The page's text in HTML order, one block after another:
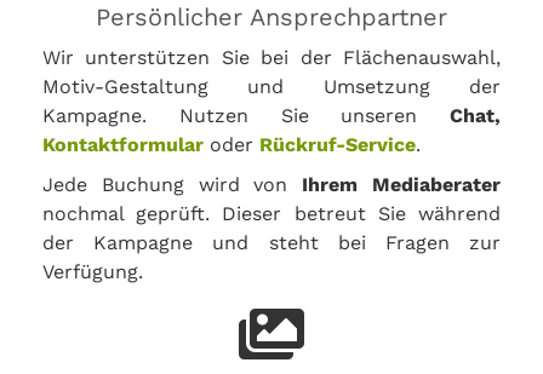
Persönlicher Ansprechpartner
Wir unterstützen Sie bei der Flächenauswahl,
Motiv-Gestaltung und Umsetzung der
Kampagne. Nutzen Sie unseren Chat,
Kontaktformular oder Rückruf-Service.
Jede Buchung wird von Ihrem Mediaberater
nochmal geprüft. Dieser betreut Sie während
der Kampagne und steht bei Fragen zur
Verfügung.